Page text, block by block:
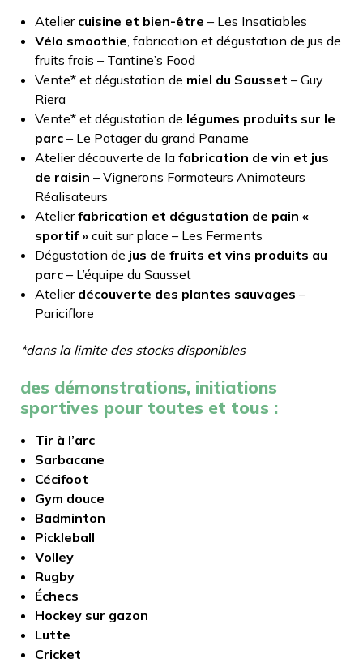
Ateliercuisine et bien-être – Les Insatiables
Vélo smoothie , fabrication et dégustation de jus de
fruits frais – Tantine’s Food
Vente* et dégustation de miel du Sausset – Guy
Riera
Vente* et dégustation de légumes produits sur le
parc – Le Potager du grand Paname
Atelier découverte de la fabrication de vin et jus
de raisin – Vignerons Formateurs Animateurs
Réalisateurs
Atelierfabrication et dégustation de pain «
sportif » cuit sur place – Les Ferments
Dégustation de jus de fruits et vins produits au
parc – L’équipe du Sausset
Atelier découverte des plantes sauvages –
Pariciflore
*dans la limite des stocks disponibles
des démonstrations, initiations
sportives pour toutes et tous :
Tir à l’arc
Sarbacane
Cécifoot
Gym douce
Badminton
Pickleball
Volley
Rugby
Échecs
Hockey sur gazon
Lutte
Cricket